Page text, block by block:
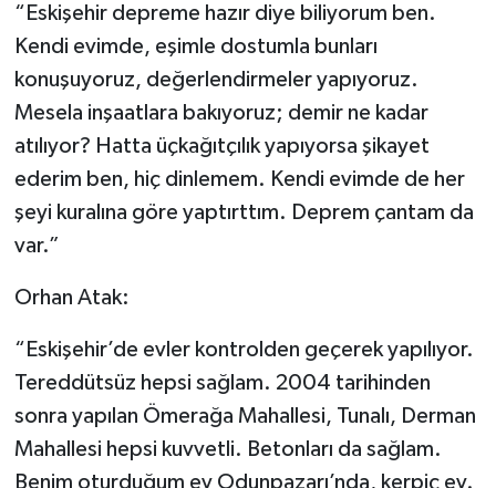
“Eskişehir depreme hazır diye biliyorum ben.
Kendi evimde, eşimle dostumla bunları
konuşuyoruz, değerlendirmeler yapıyoruz.
Mesela inşaatlara bakıyoruz; demir ne kadar
atılıyor? Hatta üçkağıtçılık yapıyorsa şikayet
ederim ben, hiç dinlemem. Kendi evimde de her
şeyi kuralına göre yaptırttım. Deprem çantam da
var.”
Orhan Atak:
“Eskişehir’de evler kontrolden geçerek yapılıyor.
Tereddütsüz hepsi sağlam. 2004 tarihinden
sonra yapılan Ömerağa Mahallesi, Tunalı, Derman
Mahallesi hepsi kuvvetli. Betonları da sağlam.
Benim oturduğum ev Odunpazarı’nda, kerpiç ev.